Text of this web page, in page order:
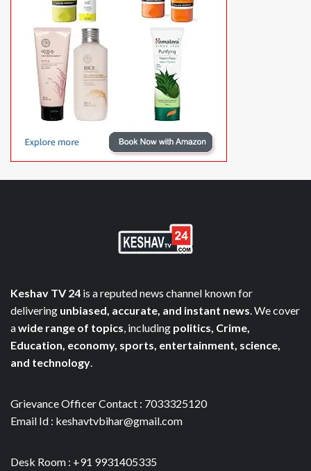
Keshav TV 24 is a reputed news channel known for
delivering unbiased, accurate, and instant news . We cover
awide range of topics , including politics, Crime,
Education, economy, sports, entertainment, science,
and technology
Grievance Officer Contact : 7033325120
Email Id : keshavtvbihar@gmail.com
Desk Room : +91 9931405335